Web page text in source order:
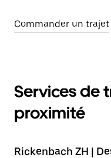
Commander un trajet
Services de
proximité
Rickenbach ZH |